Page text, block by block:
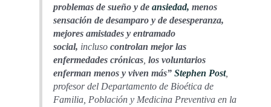
problemas de sueño y deansiedad, menos
sensación de desamparo y de desesperanza,
mejores amistades y entramado
social, incluso controlan mejor las
enfermedades crónicas ,los voluntarios
enferman menos y viven más” Stephen Post,
profesor del Departamento de Bioética de
Familia, Población y Medicina Preventiva en la